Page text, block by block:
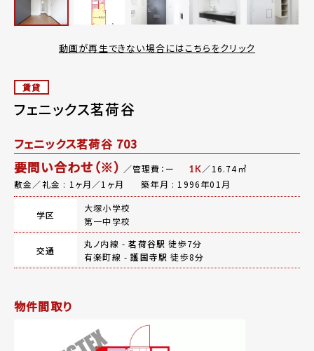
動画が再生できない場合にはこちらをクリック
賃貸
フェニックス茗荷谷
フェニックス茗荷谷 703
要問い合わせ（※） ／管理費：ー 1K／16.74㎡
敷金／礼金 : 1ヶ月／1ヶ月
築年月 : 1996年01月
学区
大塚小学校
第一中学校
交通
丸ノ内線 -茗荷谷駅 徒歩7分
有楽町線 -護国寺駅 徒歩8分
物件間取り